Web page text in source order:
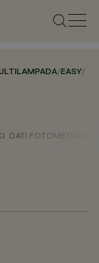
/EASY/
DATI FOTOMETRICI